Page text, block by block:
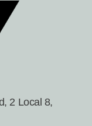
2 Local 8,